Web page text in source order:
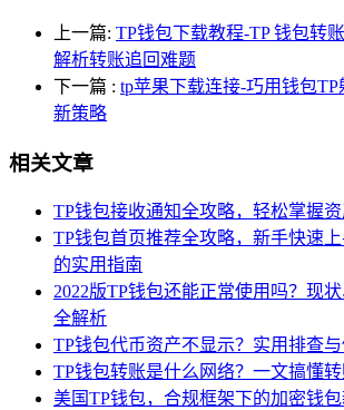
上一篇: TP钱包下载教程-TP 钱包转
解析转账追回难题
下一篇 : tp苹果下载连接-巧用钱包
新策略
相关文章
TP钱包接收通知全攻略，轻松掌握
TP钱包首页推荐全攻略，新手快速
的实用指南
2022版TP钱包还能正常使用吗？现
全解析
TP钱包代币资产不显示？实用排查
TP钱包转账是什么网络？一文搞懂
美国TP钱包，合规框架下的加密钱